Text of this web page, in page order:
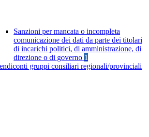
Sanzioni per mancata o incompleta
comunicazione dei dati da parte dei titolari
di incarichi politici, di amministrazione, di
direzione o di governo 1
gruppi consiliari regionali/provinciali